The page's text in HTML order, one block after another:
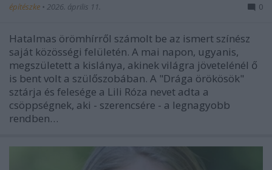
építészke • 2026. április 11. 0
Hatalmas örömhírről számolt be az ismert színész
saját közösségi felületén. A mai napon, ugyanis,
megszületett a kislánya, akinek világra jövetelénél ő
is bent volt a szülőszobában. A "Drága örökösök"
sztárja és felesége a Lili Róza nevet adta a
csöppségnek, aki - szerencsére - a legnagyobb
rendben…